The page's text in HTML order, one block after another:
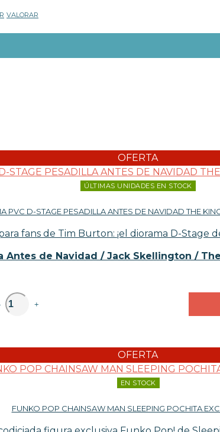
VALORAR
OFERTA
ÚLTIMAS UNIDADES EN STOCK
PVC D-STAGE PESADILLA ANTES DE NAVIDAD THE
fans de Tim Burton: ¡el diorama D-Stage
Antes de Navidad / Jack Skellington /
+
OFERTA
EN STOCK
FUNKO POP CHAINSAW MAN SLEEPING POCHITA